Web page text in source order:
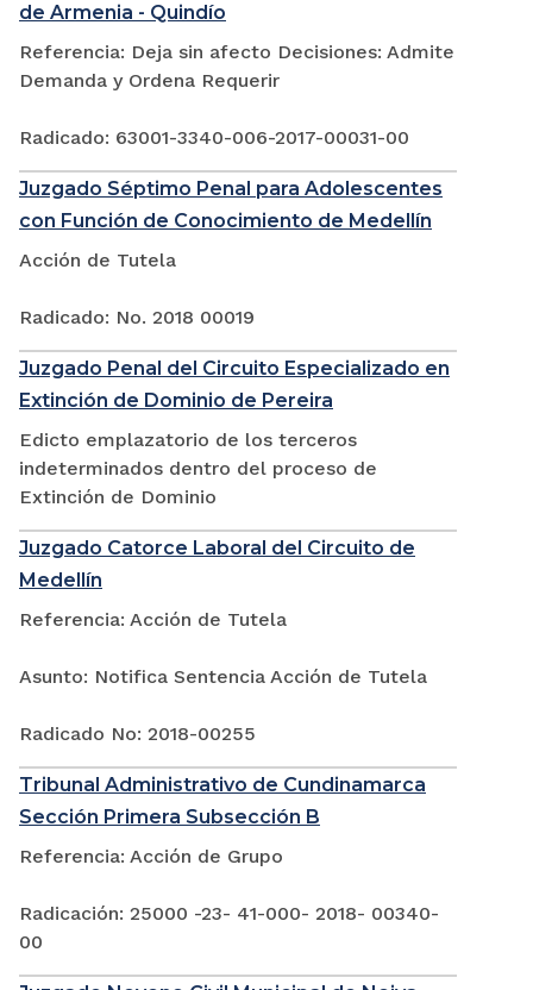
de Armenia - Quindío
Referencia: Deja sin afecto Decisiones: Admite
Demanda y Ordena Requerir
Radicado: 63001-3340-006-2017-00031-00
Juzgado Séptimo Penal para Adolescentes
con Función de Conocimiento de Medellín
Acción de Tutela
Radicado: No. 2018 00019
Juzgado Penal del Circuito Especializado en
Extinción de Dominio de Pereira
Edicto emplazatorio de los terceros
indeterminados dentro del proceso de
Extinción de Dominio
Juzgado Catorce Laboral del Circuito de
Medellín
Referencia: Acción de Tutela
Asunto: Notifica Sentencia Acción de Tutela
Radicado No: 2018-00255
Tribunal Administrativo de Cundinamarca
Sección Primera Subsección B
Referencia: Acción de Grupo
Radicación: 25000 -23- 41-000- 2018- 00340-
00